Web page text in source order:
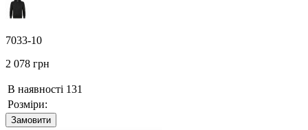
7033-10
2 078 грн
В наявності 131
Розміри:
Замовити